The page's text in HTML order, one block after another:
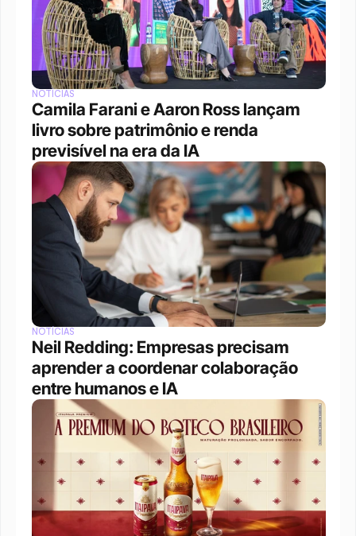
NOTÍCIAS
Camila Farani e Aaron Ross lançam
livro sobre patrimônio e renda
previsível na era da IA
NOTÍCIAS
Neil Redding: Empresas precisam
aprender a coordenar colaboração
entre humanos e IA